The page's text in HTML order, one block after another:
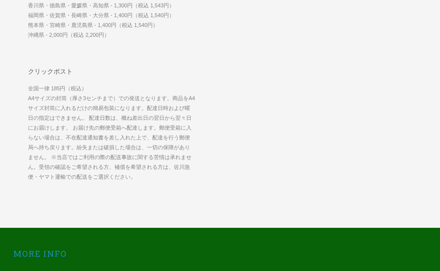
香川県・徳島県・愛媛県・高知県 - 1,300円（税込 1,543円）
福岡県・佐賀県・長崎県・大分県 - 1,400円（税込 1,540円）
熊本県・宮崎県・鹿児島県 - 1,400円（税込 1,540円）
沖縄県 - 2,000円（税込 2,200円）
クリックポスト
全国一律 185円（税込）
A4サイズの封筒（厚さ3センチまで）での発送となります。商品をA4
サイズ封筒に入れるだけの簡易包装になります。配達日時および曜
日の指定はできません。 配達日数は、概ね差出日の翌日から翌々日
にお届けします。 お届け先の郵便受箱へ配達します。郵便受箱に入
らない場合は、不在配達通知書を差し入れた上で、配達を行う郵便
局へ持ち戻ります。紛失または破損した場合は、一切の保障があり
ません。 ※当店ではご利用の際の配送事故に関する苦情は承れませ
ん。受領の確認をご希望される方、補償を希望される方は、佐川急
便・ヤマト運輸での配送をご選択ください。
MORE INFO